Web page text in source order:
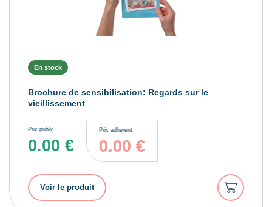
En stock
Brochure de sensibilisation: Regards sur le
vieillissement
Prix public
0.00 €
Prix adhérent
0.00 €
Voir le produit
Ajouter
au
panier